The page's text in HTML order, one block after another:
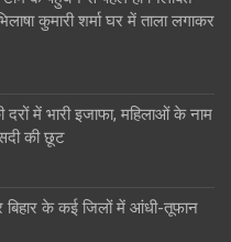
कुमारी शर्मा घर में ताला लगाकर
में भारी इजाफा, महिलाओं के नाम
की छूट
बिहार के कई जिलों में आंधी-तूफान